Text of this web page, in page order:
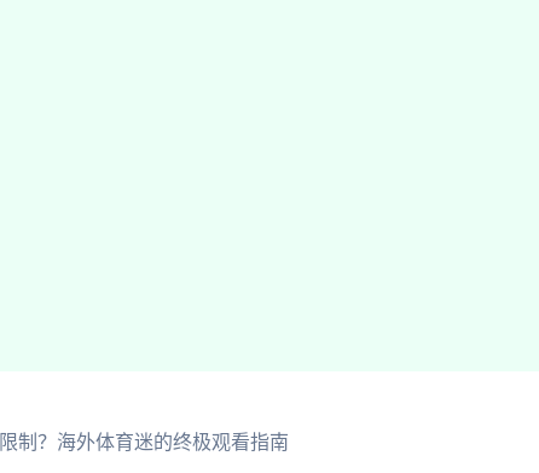
制？海外体育迷的终极观看指南